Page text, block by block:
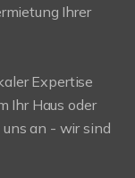
Ihrer
Expertise
Ihr Haus oder
uns an - wir sind